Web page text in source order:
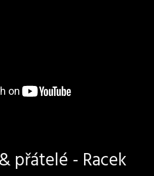
přátelé - Racek